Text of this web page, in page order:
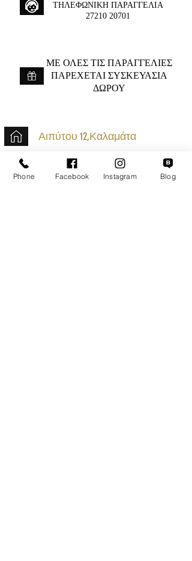
ΤΗΛΕΦΩΝΙΚΗ ΠΑΡΑΓΓΕΛΙΑ
27210 20701
ME ΟΛΕΣ ΤΙΣ ΠΑΡΑΓΓΕΛΙΕΣ
ΠΑΡΕΧΕΤΑΙ ΣΥΣΚΕΥΑΣΙΑ
ΔΩΡΟΥ
Αιπύτου 12,Καλαμάτα
+30 2721020701
k.mouzos.wix@gmail.com
Phone Facebook Instagram Blog